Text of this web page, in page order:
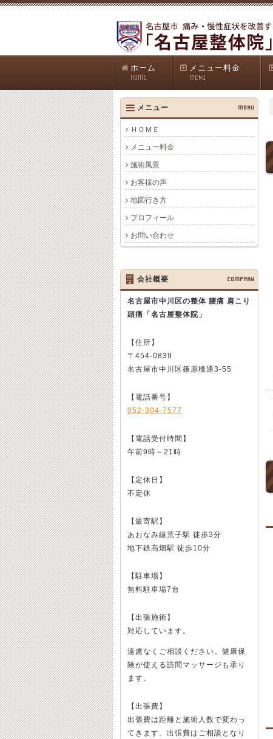
ホーム
HOME
メニュー料金
MENU
メニュー MENU
ＨＯＭＥ
メニュー料金
施術風景
お客様の声
地図行き方
プロフィール
お問い合わせ
会社概要 COMPANY
名古屋市中川区の整体 腰痛 肩こり
頭痛 「名古屋整体院」
【住所】
〒454-0839
名古屋市中川区篠原橋通3-55
【電話番号】
052-304-7577
【電話受付時間】
午前9時～21時
【定休日】
不定休
【最寄駅】
あおなみ線荒子駅 徒歩3分
地下鉄高畑駅 徒歩10分
【駐車場】
無料駐車場7台
【出張施術】
対応しています。
遠慮なくご相談ください。健康保
険が使える訪問マッサージも承り
ます。
【出張費】
出張費は距離と施術人数で変わっ
てきます。出張費はご相談となり